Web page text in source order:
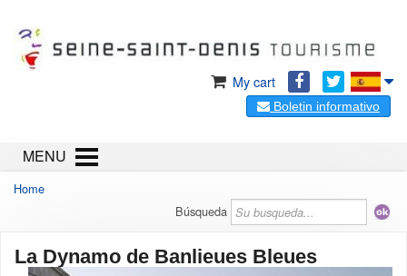
My cart
Boletin informativo
MENU
Home
Búsqueda
La Dynamo de Banlieues Bleues